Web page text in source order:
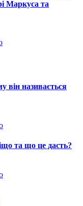
Маркуса та
він називається
та що це даcть?